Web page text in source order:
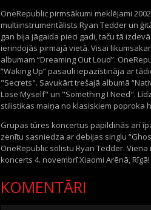
OneRepublic pirmsākumi meklējami
multiinstrumentālists Ryan Tedder un
gan bija jāgaida pieci gadi, taču tā
ierindojās pirmajā vietā. Visai
albumam “Dreaming Out Loud”.
“Waking Up” pasauli iepazīstināja ar
"Secrets". Savukārt trešajā albumā
Lose Myself" un "Something I Need".
stilistikas maiņa no klasiskiem poproka
Grupas tūres koncertus papildinās arī
zenītu sasniedza ar debijas singlu
OneRepublic solistu Ryan Tedder.
koncerts 4. novembrī Xiaomi Arēnā, Rīgā!
KOMENTĀRI